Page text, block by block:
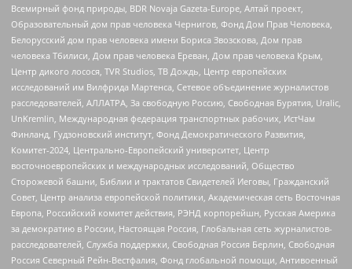
Всемирный фонд природы, BDR Novaja Gazeta-Europe, Алтай проект,
Образовательный дом прав человека Чернигов, Фонд Дом Прав Человека,
Белорусский дом прав человека имени Бориса Звозскова, Дом прав
человека Тбилиси, Дом прав человека Ереван, Дом прав человека Крым,
Центр дикого лосося, TVR Studios, ТВ Дождь, Центр европейских
исследований им Вилфрида Мартенса, Сетевое объединение журналистов
расследователей, АЛЛАТРА, За свободную Россию, Свободная Бурятия, Uralic,
UnKremlin, Международная федерация транспортных рабочих, ИстЧам
Финланд, Гудзоновский институт, Фонд Демократического Развития,
Комитет-2024, Центрально-Европейский университет, Центр
восточноевропейских и международных исследований, Общество
Сторожевой башни, Библии и трактатов Свидетелей Иеговы, Гражданский
Совет, Центр анализа европейской политики, Академическая сеть Восточная
Европа, Российский комитет действия, РЭНД корпорейшн, Русская Америка
за демократию в России, Настоящая Россия, Глобальная сеть журналистов-
расследователей, Служба поддержки, Свободная Россия Берлин, Свободная
Россия Северный Рейн-Вестфалия, Фонд глобальной помощи, Антивоенный